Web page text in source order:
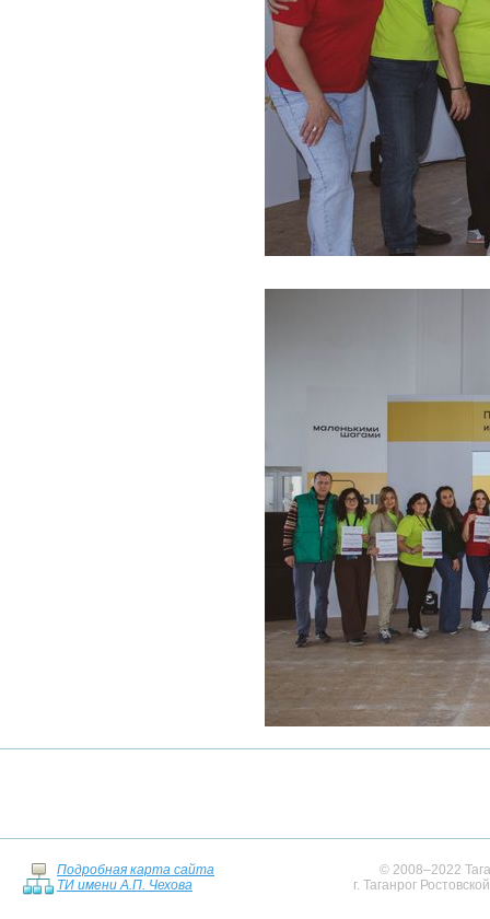
Подробная карта сайта
ТИ имени А.П. Чехова
© 2008–2022
г. Таганрог